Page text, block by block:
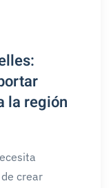
la región
crear